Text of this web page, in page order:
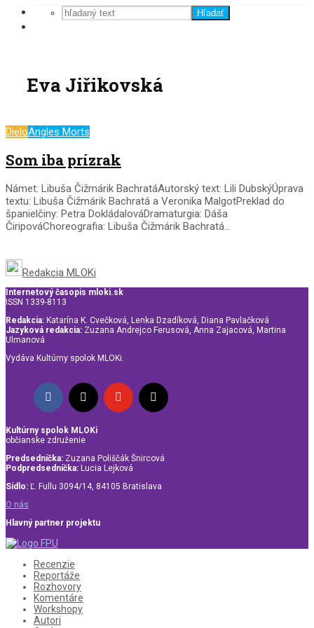
Hľadať
Eva Jiřikovská
DieloAngles Morts
Som iba prízrak
Námet: Libuša Čižmárik BachratáAutorský text: Lili DubskýÚprava
textu: Libuša Čižmárik Bachratá a Veronika MalgotPreklad do
španielčiny: Petra DokládalováDramaturgia: Dáša
ČiripováChoreografia: Libuša Čižmárik Bachratá...
Redakcia MLOKi
Internetový časopis mloki.sk
ISSN 1339-8113
Redakcia: Katarína K. Cvečková, Lenka Dzadíková, Diana Pavlačková
Jazyková redakcia: Zuzana Andrejco Ferusová, Anna Zajacová, Martina
Ulmanová
Vydáva Kultúrny spolok MLOKi.
Kultúrny spolok MLOKi
občianske združenie
Predsedníčka: Zuzana Poliščák Šnircová
Podpredsedníčka: Lucia Lejková
Sídlo: Ľ. Fullu 3094/14, 84105 Bratislava
O nás
Hlavný partner projektu
Recenzie
Reportáže
Rozhovory
Komentáre
Workshopy
Autori